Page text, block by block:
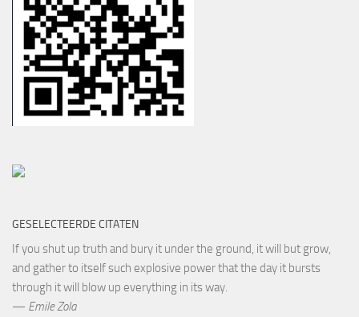
GESELECTEERDE CITATEN
If you shut up truth and bury it under the ground, it will but grow,
and gather to itself such explosive power that the day it bursts
through it will blow up everything in its way.
— Emile Zola